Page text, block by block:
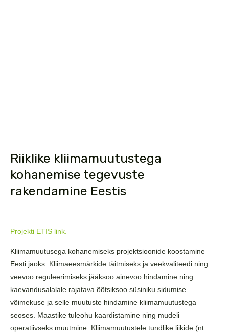
Riiklike kliimamuutustega
kohanemise tegevuste
rakendamine Eestis
Projekti ETIS link.
Kliimamuutusega kohanemiseks projektsioonide koostamine
Eesti jaoks. Kliimaeesmärkide täitmiseks ja veekvaliteedi ning
veevoo reguleerimiseks jääksoo ainevoo hindamine ning
kaevandusalalale rajatava õõtsiksoo süsiniku sidumise
võimekuse ja selle muutuste hindamine kliimamuutustega
seoses. Maastike tuleohu kaardistamine ning mudeli
operatiivseks muutmine. Kliimamuutustele tundlike liikide (nt